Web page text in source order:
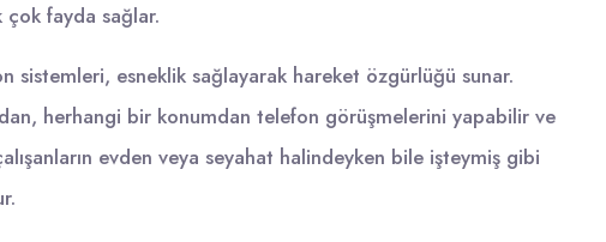
fayda sağlar.
sistemleri, esneklik sağlayarak hareket özgürlüğü sunar.
herhangi bir konumdan telefon görüşmelerini yapabilir ve
evden veya seyahat halindeyken bile işteymiş gibi